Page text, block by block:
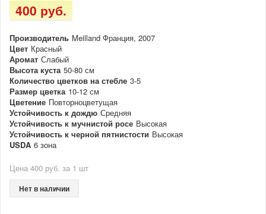
400 руб.
Производитель Meilland Франция, 2007
Цвет Красный
Аромат Слабый
Высота куста 50-80 см
Количество цветков на стебле 3-5
Размер цветка 10-12 см
Цветение Повторноцветущая
Устойчивость к дождю Средняя
Устойчивость к мучнистой росе Высокая
Устойчивость к черной пятнистости Высокая
USDA 6 зона
Цена 400 руб. за 1 шт
Нет в наличии